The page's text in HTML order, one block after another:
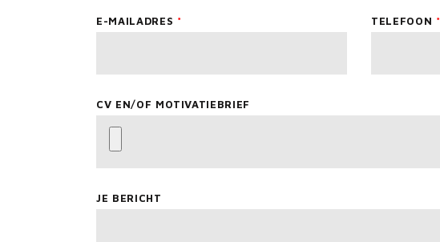
E-MAILADRES TELEFOON
CV EN/OF MOTIVATIEBRIEF
JE BERICHT